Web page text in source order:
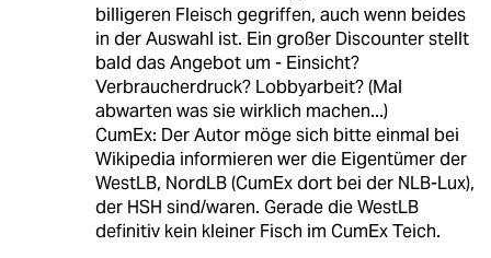
billigeren Fleisch gegriffen, auch wenn beides
in der Auswahl ist. Ein großer Discounter stellt
bald das Angebot um - Einsicht?
Verbraucherdruck? Lobbyarbeit? (Mal
abwarten was sie wirklich machen...)
CumEx: Der Autor möge sich bitte einmal bei
Wikipedia informieren wer die Eigentümer der
WestLB, NordLB (CumEx dort bei der NLB-Lux),
der HSH sind/waren. Gerade die WestLB
definitiv kein kleiner Fisch im CumEx Teich.